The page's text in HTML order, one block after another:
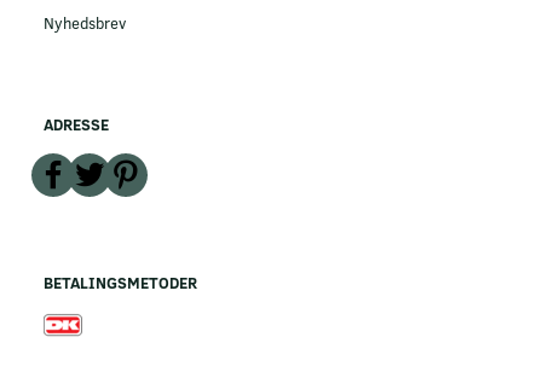
Nyhedsbrev
ADRESSE
BETALINGSMETODER